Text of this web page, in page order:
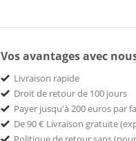
Vos avantages avec
Livraison rapide
Droit de retour de 100 jours
Payer jusqu'à 200 euros par
De 90 € Livraison gratuite